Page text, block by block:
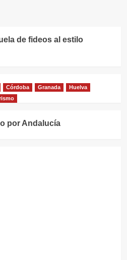
de fideos al estilo
Córdoba Granada
Huelva
por Andalucía